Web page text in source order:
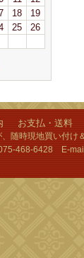
18
19
25
26
お支払・送料
、随時現地買い付
468-6428 E-mail